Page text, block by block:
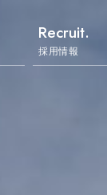
Recruit.
採用情報